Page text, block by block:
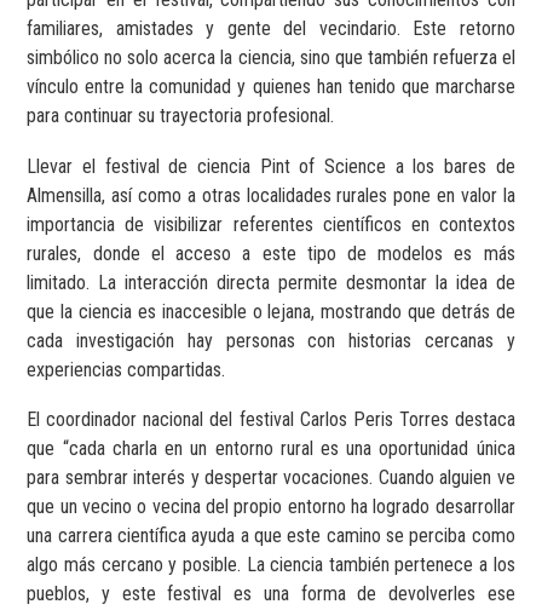
familiares, amistades y gente del vecindario. Este retorno
simbólico no solo acerca la ciencia, sino que también refuerza el
vínculo entre la comunidad y quienes han tenido que marcharse
para continuar su trayectoria profesional.
Llevar el festival de ciencia Pint of Science a los bares de
Almensilla, así como a otras localidades rurales pone en valor la
importancia de visibilizar referentes científicos en contextos
rurales, donde el acceso a este tipo de modelos es más
limitado. La interacción directa permite desmontar la idea de
que la ciencia es inaccesible o lejana, mostrando que detrás de
cada investigación hay personas con historias cercanas y
experiencias compartidas.
El coordinador nacional del festival Carlos Peris Torres destaca
que “cada charla en un entorno rural es una oportunidad única
para sembrar interés y despertar vocaciones. Cuando alguien ve
que un vecino o vecina del propio entorno ha logrado desarrollar
una carrera científica ayuda a que este camino se perciba como
algo más cercano y posible. La ciencia también pertenece a los
pueblos, y este festival es una forma de devolverles ese